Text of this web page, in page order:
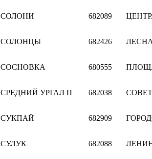
СОЛОНИ 682089
СОЛОНЦЫ 682426
СОСНОВКА 680555
СРЕДНИЙ УРГАЛ П 682038
СУКПАЙ 682909
СУЛУК 682088